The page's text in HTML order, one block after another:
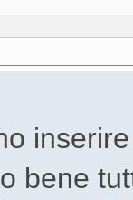
il
e
mi
sono
bene